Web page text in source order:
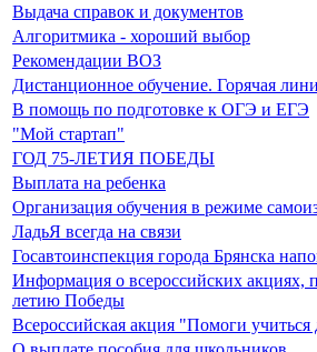
Выдача справок и документов
Алгоритмика - хороший выбор
Рекомендации ВОЗ
Дистанционное обучение. Горячая
В помощь по подготовке к ОГЭ и ЕГЭ
"Мой стартап"
ГОД 75-ЛЕТИЯ ПОБЕДЫ
Выплата на ребенка
Организация обучения в режиме
ЛадьЯ всегда на связи
Госавтоинспекция города Брянска
Информация о всероссийских акциях,
летию Победы
Всероссийская акция "Помоги учиться